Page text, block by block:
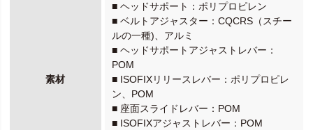
素材
■ ヘッドサポート：ポリプロピレン
■ ベルトアジャスター：CQCRS（スチー
ルの一種)、アルミ
■ ヘッドサポートアジャストレバー：
POM
■ ISOFIXリリースレバー：ポリプロピレ
ン、POM
■ 座面スライドレバー：POM
■ ISOFIXアジャストレバー：POM